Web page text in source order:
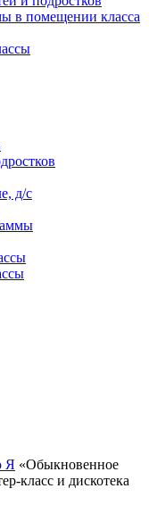
в помещении класса
д/с
Я «Обыкновенное
класс и дискотека